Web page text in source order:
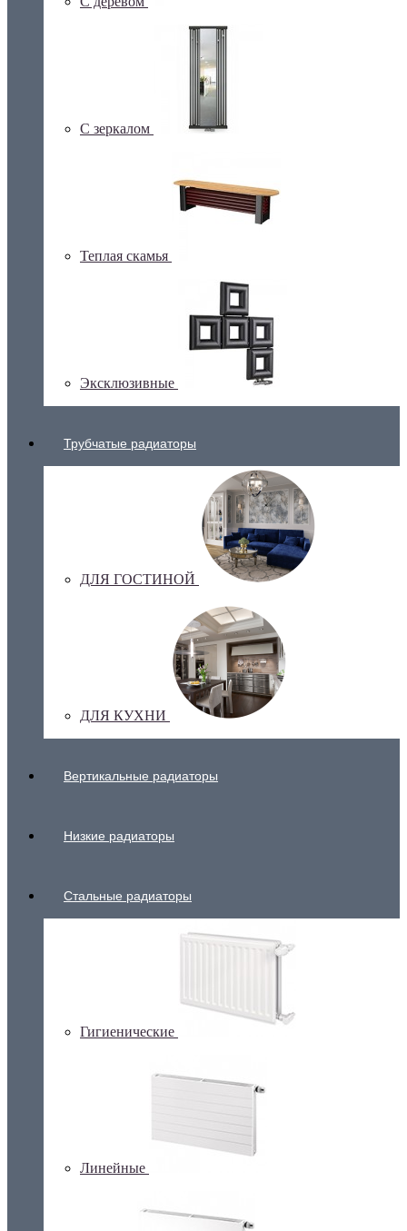
С зеркалом
Теплая скамья
Эксклюзивные
Трубчатые радиаторы
ДЛЯ ГОСТИНОЙ
ДЛЯ КУХНИ
Вертикальные радиаторы
Низкие радиаторы
Стальные радиаторы
Гигиенические
Линейные